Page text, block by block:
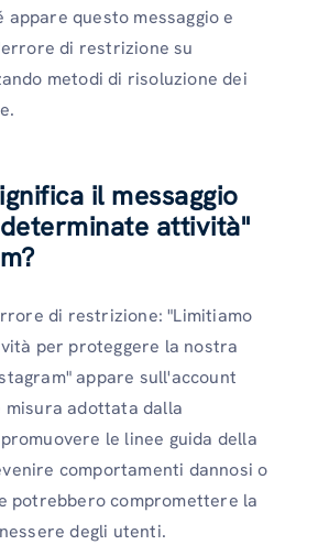
appare questo messaggio e
di restrizione su
metodi di risoluzione dei
il messaggio
attività"
di restrizione: "Limitiamo
per proteggere la nostra
appare sull'account
misura adottata dalla
le linee guida della
comportamenti dannosi o
potrebbero compromettere la
degli utenti.